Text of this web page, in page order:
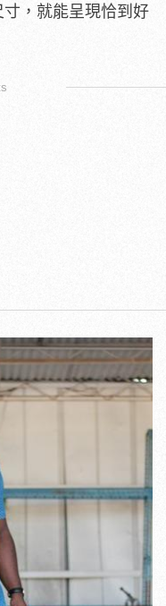
，就能呈現恰到好